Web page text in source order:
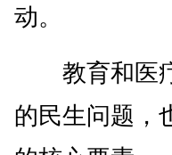
动。
教育和医疗
的民生问题，